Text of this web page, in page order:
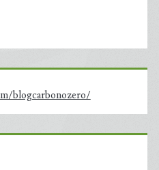
blogcarbonozero/